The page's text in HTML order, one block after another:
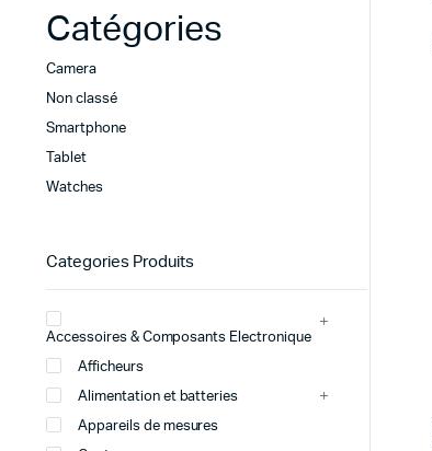
Catégories
Camera
Non classé
Smartphone
Tablet
Watches
Categories Produits
Accessoires & Composants Electronique
Afficheurs
Alimentation et batteries
Appareils de mesures